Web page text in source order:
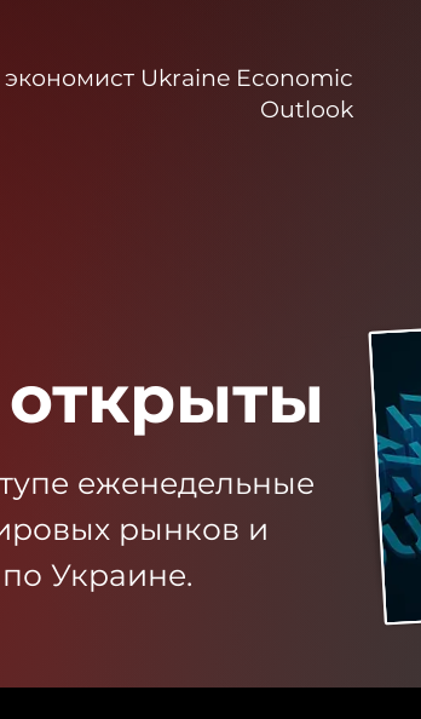
Ukraine Economic
Outlook
еженедельные
рынков и
Украине.